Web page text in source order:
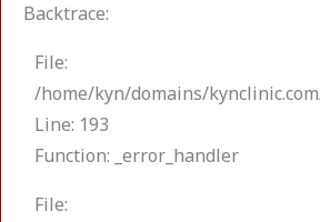
Backtrace:
File:
/home/kyn/domains/
Line: 193
Function: _error_handler
File: